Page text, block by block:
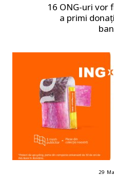
16 ONG-uri vor
a primi
29